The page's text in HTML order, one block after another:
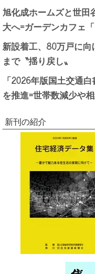
旭化成ホームズと世
大へ=ガーデンカフェ
新設着工、80万戸に
まで〝揺り戻し〟
「2026年版国土交通
を推進=世帯数減少や
新刊の紹介